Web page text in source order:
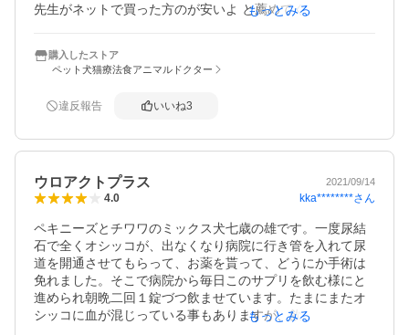
先生がネットで買った方のが安いよ と薦めてくれ
なされて 大変迅速な対応に 感謝しております
以前はウロアクトで 現在はウロアクト プラスとなって
尿関係の ワン ニャンには 欠かせないサプリメントで
ません
もっとみる
購入したストア
ペット犬猫療法食アニマルドクター
違反報告 いいね3
ウロアクトプラス 2021/09/14
4.0 kka********さん
ペキニーズとチワワのミックス犬七歳の雄です。一度尿結
石で全くオシッコが、出なくなり病院に行き管を入れて尿
道を開通させてもらって、お薬を貰って、どうにか手術は
免れました。そこで病院から毎日このサプリを飲む様にと
進められ朝晩二回１錠づつ飲ませています。たまにまたオ
シッコに血が混じっている事もありますが、飲まないより
もっとみる